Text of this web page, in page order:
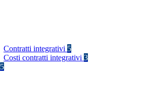
Contratti integrativi 5
Costi contratti integrativi 3
5